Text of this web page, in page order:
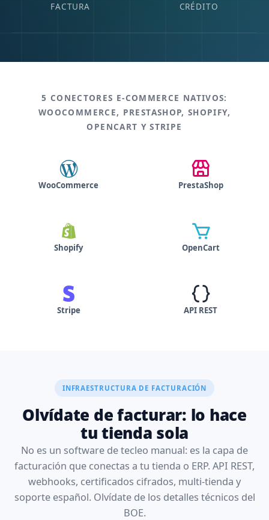
FACTURA
CRÉDITO
5 CONECTORES E-COMMERCE NATIVOS:
WOOCOMMERCE, PRESTASHOP, SHOPIFY,
OPENCART Y STRIPE
WooCommerce PrestaShop
Shopify OpenCart
Stripe API REST
INFRAESTRUCTURA DE FACTURACIÓN
Olvídate de facturar: lo hace
tu tienda sola
No es un software de tecleo manual: es la capa de
facturación que conectas a tu tienda o ERP. API REST,
webhooks, certificados cifrados, multi-tienda y
soporte español. Olvídate de los detalles técnicos del
BOE.